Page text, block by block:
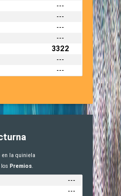
---
---
---
---
3322
---
---
en la quiniela
Premios.
---
---